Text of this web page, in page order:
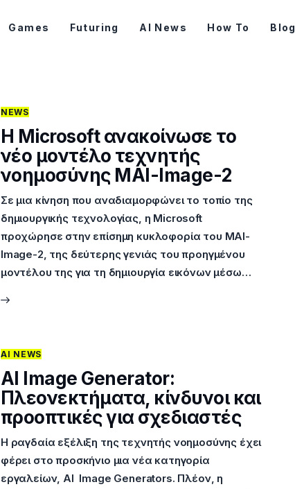
Games Futuring AI News How To Blog
NEWS
Η Microsoft ανακοίνωσε το
νέο μοντέλο τεχνητής
νοημοσύνης MAI-Image-2
Σε μια κίνηση που αναδιαμορφώνει το τοπίο της
δημιουργικής τεχνολογίας, η Microsoft
προχώρησε στην επίσημη κυκλοφορία του MAI-
Image-2, της δεύτερης γενιάς του προηγμένου
μοντέλου της για τη δημιουργία εικόνων μέσω…
AI NEWS
AI Image Generator:
Πλεονεκτήματα, κίνδυνοι και
προοπτικές για σχεδιαστές
Η ραγδαία εξέλιξη της τεχνητής νοημοσύνης έχει
φέρει στο προσκήνιο μια νέα κατηγορία
εργαλείων, AI Image Generators. Πλέον, η